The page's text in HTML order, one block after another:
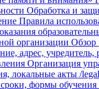
Обработка и
Правила
организации Обзор
адрес,
Организация
локальные акты /
формы обучения